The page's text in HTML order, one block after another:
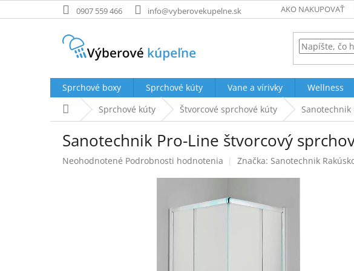
na
0907 559 466 info@vyberovekupelne.sk AKO NAKUPOVAŤ
Sprchové boxy Sprchové kúty Vane a vírivky Wellness
DomovSprchové kúty Štvorcové sprchové kúty
Sanotechnik Pro-Line štvorcový
Priemerné
Neohodnotené Podrobnosti hodnotenia Značka: Sanotechnik